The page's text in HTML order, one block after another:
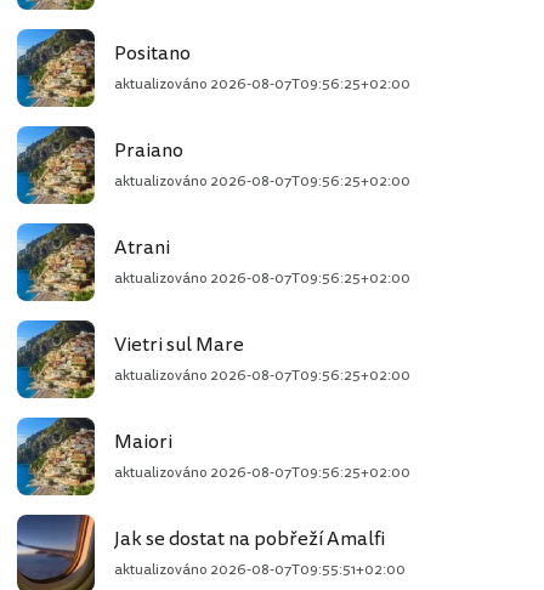
Positano
aktualizováno 2026-08-07T09:56:25+02:00
Praiano
aktualizováno 2026-08-07T09:56:25+02:00
Atrani
aktualizováno 2026-08-07T09:56:25+02:00
Vietri sul Mare
aktualizováno 2026-08-07T09:56:25+02:00
Maiori
aktualizováno 2026-08-07T09:56:25+02:00
Jak se dostat na pobřeží Amalfi
aktualizováno 2026-08-07T09:55:51+02:00